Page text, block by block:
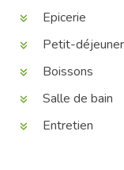
Epicerie
Petit-déjeuner
Boissons
Salle de bain
Entretien